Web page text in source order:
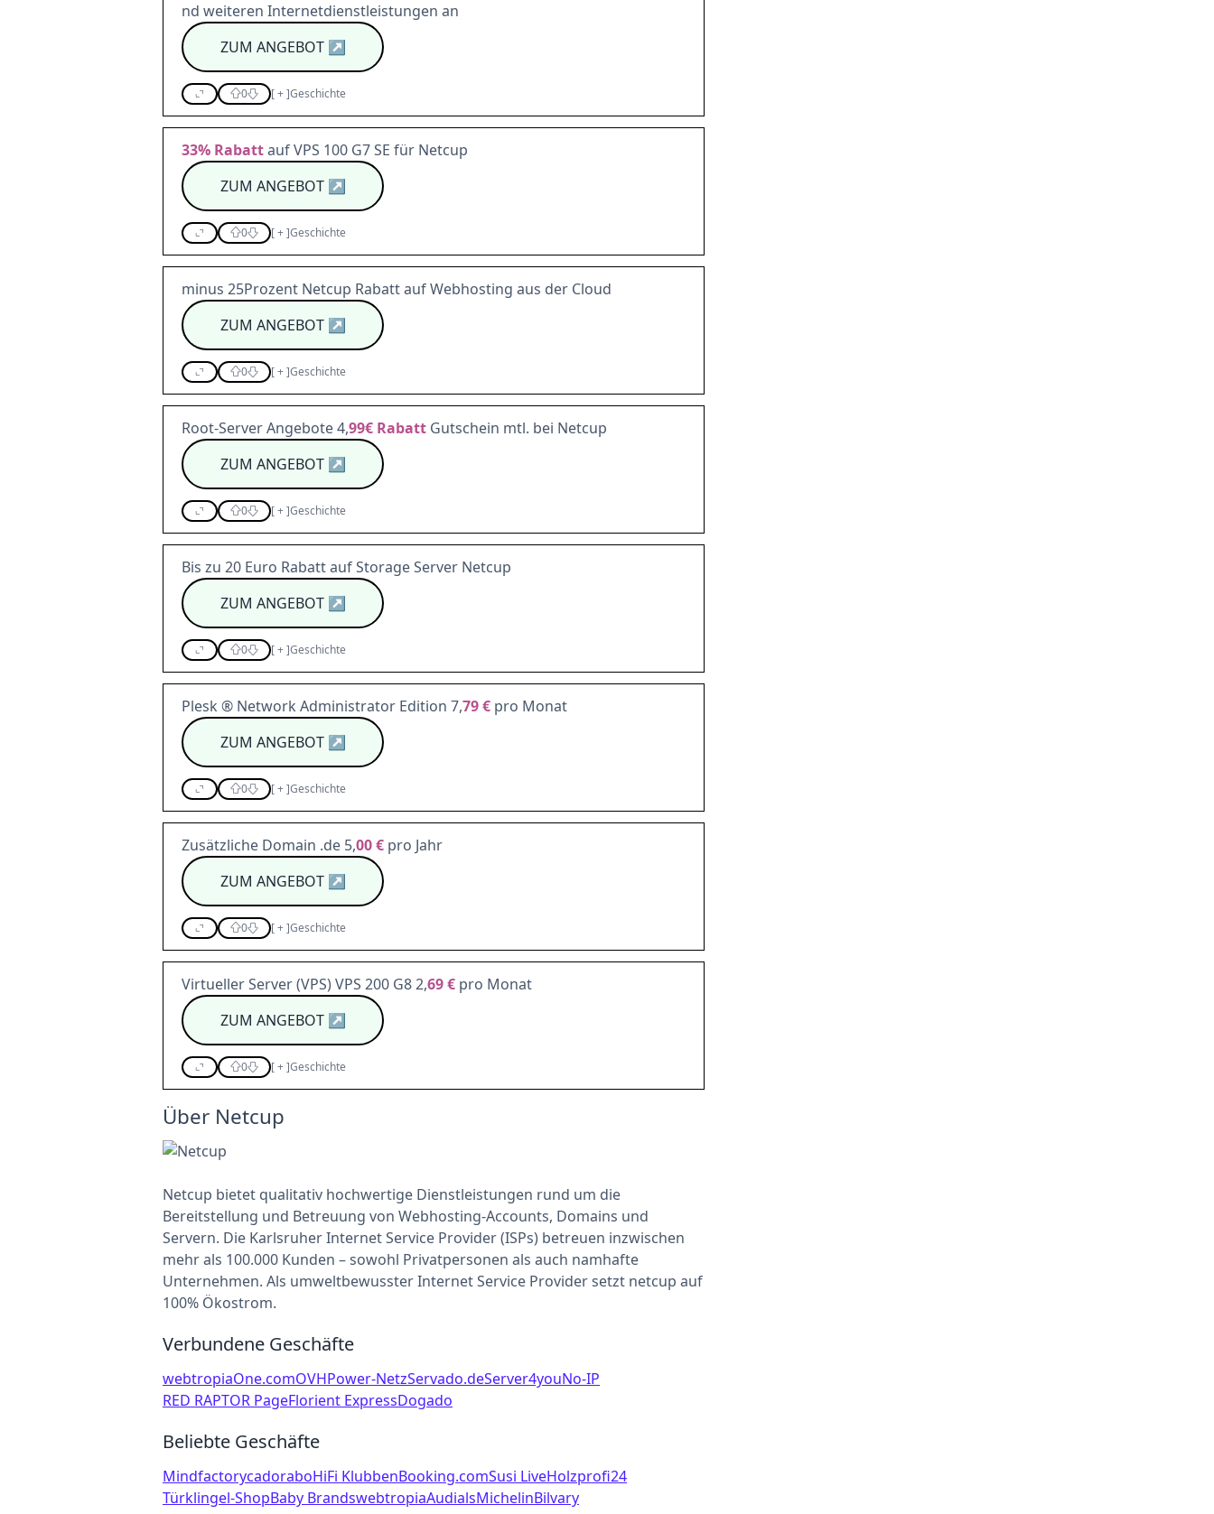
nd weiteren Internetdienstleistungen an
ZUM ANGEBOT↗
0 [+]Geschichte
33% Rabattauf VPS 100 G7 SE für Netcup
ZUM ANGEBOT↗
0 [+]Geschichte
minus 25Prozent Netcup Rabatt auf Webhosting aus der Cloud
ZUM ANGEBOT↗
0 [+]Geschichte
Root-Server Angebote 4,99€ Rabatt Gutschein mtl. bei Netcup
ZUM ANGEBOT↗
0 [+]Geschichte
Bis zu 20 Euro Rabatt auf Storage Server Netcup
ZUM ANGEBOT↗
0 [+]Geschichte
Plesk ® Network Administrator Edition 7,79 € pro Monat
ZUM ANGEBOT↗
0 [+]Geschichte
Zusätzliche Domain .de 5,00 € pro Jahr
ZUM ANGEBOT↗
0 [+]Geschichte
Virtueller Server (VPS) VPS 200 G8 2,69 € pro Monat
ZUM ANGEBOT↗
0 [+]Geschichte
Über Netcup
Netcup bietet qualitativ hochwertige Dienstleistungen rund um die
Bereitstellung und Betreuung von Webhosting-Accounts, Domains und
Servern. Die Karlsruher Internet Service Provider (ISPs) betreuen inzwischen
mehr als 100.000 Kunden – sowohl Privatpersonen als auch namhafte
Unternehmen. Als umweltbewusster Internet Service Provider setzt netcup auf
100% Ökostrom.
Verbundene Geschäfte
webtropiaOne.comOVHPower-NetzServado.deServer4youNo-IP
RED RAPTOR PageFlorient ExpressDogado
Beliebte Geschäfte
MindfactorycadoraboHiFi KlubbenBooking.comSusi LiveHolzprofi24
Türklingel-ShopBaby BrandswebtropiaAudialsMichelinBilvary